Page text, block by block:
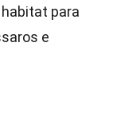
para
e